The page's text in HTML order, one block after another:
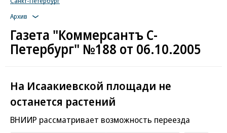
Архив
Газета "Коммерсантъ С-
Петербург" №188 от 06.10.2005
На Исаакиевской площади не
останется растений
ВНИИР рассматривает возможность переезда